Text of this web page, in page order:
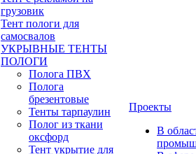
грузовик
Тент пологи для
самосвалов
УКРЫВНЫЕ ТЕНТЫ
ПОЛОГИ
Полога ПВХ
Полога
брезентовые
Тенты тарпаулин
Полог из ткани
оксфорд
Тент укрытие для
Проекты
В